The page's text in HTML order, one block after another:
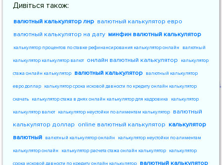
Дивіться також:
валютный калькулятор лнр валютный калькулятор евро
валютный калькулятор на дату минфин валютный калькулятор
калькулятор процентов по ставке рефинансирования калькулятор онлайн валютный
калькулятор калькулятор валют онлайн валютный калькулятор калькулятор
стажа онлайн калькулятор валютный калькулятор валютный калькулятор
евро доллар калькулятор срока исковой давности по кредиту онлайн калькулятор
скачать калькулятор стажа в днях онлайн калькулятор для кадровика калькулятор
калькулятор валют калькулятор неустойки по алиментам калькулятор валютный
калькулятор доллар online валютный калькулятор калькулятор
валютный валютный калькулятор онлайн калькулятор неустойки по алиментам
калькулятор онлайн калькулятор расчета стажа онлайн калькулятор калькулятор
срока исковой давности по кредиту онлайн калькулятор валютный калькулятор